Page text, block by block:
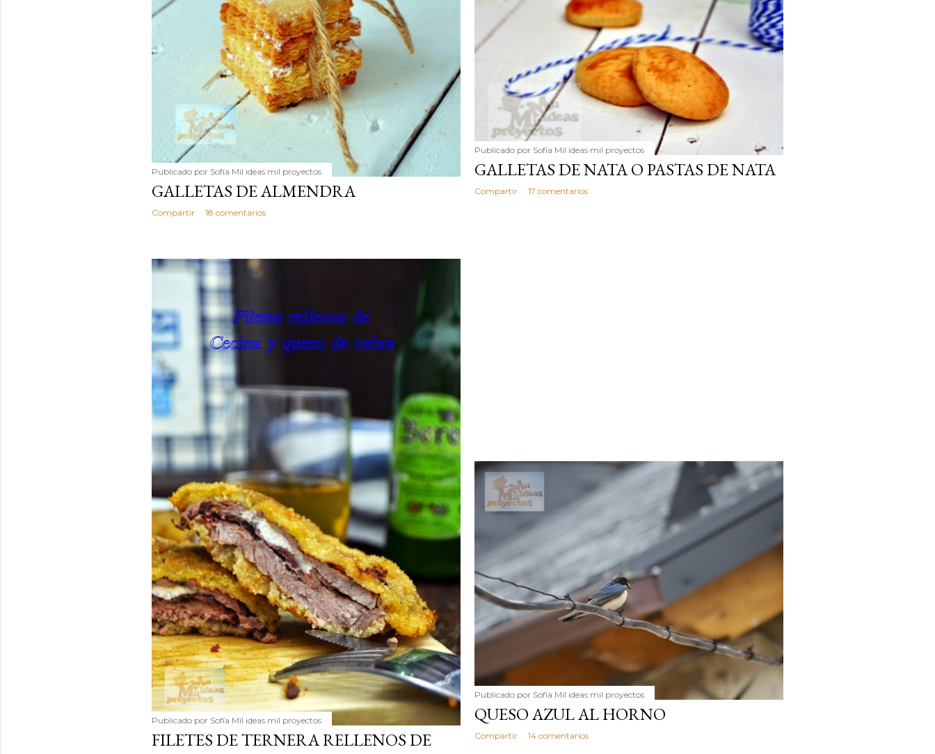
Publicado por Sofía Mil ideas mil proyectos
GALLETAS DE NATA O PASTAS DE NATA
Compartir 17 comentarios
Publicado por Sofía Mil ideas mil proyectos
GALLETAS DE ALMENDRA
Compartir 18 comentarios
Publicado por Sofía Mil ideas mil proyectos
FILETES DE TERNERA RELLENOS DE
Publicado por Sofía Mil ideas mil proyectos
QUESO AZUL AL HORNO
Compartir 14 comentarios